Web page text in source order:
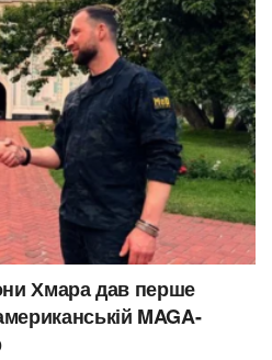
Хмара дав перше
MAGA-